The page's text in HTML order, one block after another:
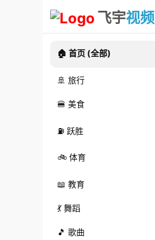
飞宇视频
🏠 首页 (全部)
🚢 旅行
🍔 美食
⛽ 跃胜
🚲 体育
📖 教育
💃 舞蹈
🎵 歌曲